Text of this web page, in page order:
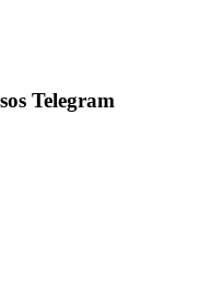
Telegram